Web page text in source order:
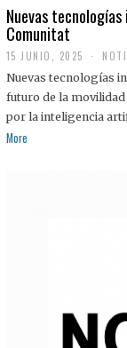
Nuevas
Comunitat
15 JUNIO, 2025
Nuevas tecnologías
futuro de la movilidad
por la inteligencia
More